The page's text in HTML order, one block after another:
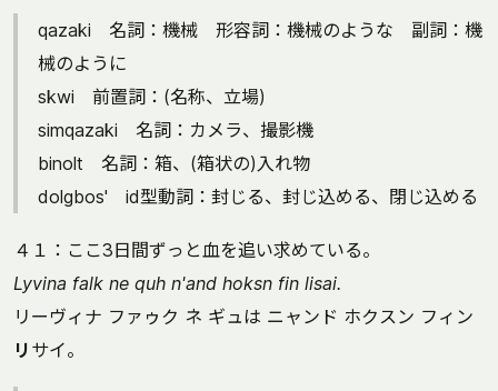
qazaki 名詞：機械 形容詞：機械のような 副詞：機
械のように
skwi 前置詞：(名称、立場)
simqazaki 名詞：カメラ、撮影機
binolt 名詞：箱、(箱状の)入れ物
dolgbos' id型動詞：封じる、封じ込める、閉じ込める
４１：ここ3日間ずっと血を追い求めている。
Lyvina falk ne quh n'and hoksn fin lisai.
リーヴィナ ファゥク ネ ギュは ニャンド ホクスン フィン
リ サイ。